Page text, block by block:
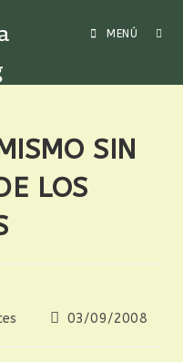
MENÚ
SIN
LOS
03/09/2008